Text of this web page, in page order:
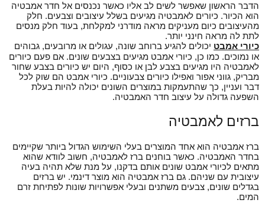
הדבר הראשון שאפשר לשים לב אליו כאשר נכנסים אל חדר אמבטיה
הוא הכיור. כיורים לאמבטיה מגיעים בשלל עיצובים וצבעים. חלק
מהעיצובים כיום מעניקים מראה מודרני למקלחת, בעוד חלק מנסים
לתת לה מראה חינני יותר.
כיורי אמבט יכולים להגיע ברוחב שונה, עגולים או מרובעים, גבוהים
או נמוכים. כמו כן, כיורי אמבט מגיעים בצבעים שונים. אם פעם כיורים
לאמבטיה היו מגיעים בצבע לבן או כסוף, היום יש כיורים בצבע שחור
מבריק, גווני אפור ואפילו כיורים צבעוניים. כיורי אמבט הם שוק לכל
דבר ועניין, כך שהתעמקות במוצרים השונים יכולה להיות בעלת
השפעה גדולה על עיצוב חדר האמבטיה.
ברזים לאמבטיה
ברז אמבטיה הוא אחד המוצרים בעלי השימוש הגדול ביותר שקיימים
בחדר האמבטיה. כאשר בוחנים ברז לאמבטיה, חשוב לוודא שהוא
מתאים לכיורי אמבט שונים אותם בדקנו, על מנת שלא תהיה בעיה
עיצובית עם שניהם. גם ברז אמבטיה הוא מוצר דינמי. יש ברזים
בגדלים שונים, צבעים משתנים ובעלי אפשרויות שונות לפתיחת זרם
המים.